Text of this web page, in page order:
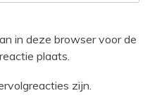
in deze browser voor de
plaats.
zijn.